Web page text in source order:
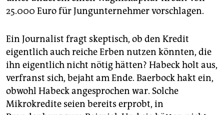
25.000 Euro für Jungunternehmer vorschlagen.
Ein Journalist fragt skeptisch, ob den Kredit
eigentlich auch reiche Erben nutzen könnten, die
ihn eigentlich nicht nötig hätten? Habeck holt aus,
verfranst sich, bejaht am Ende. Baerbock hakt ein,
obwohl Habeck angesprochen war. Solche
Mikrokredite seien bereits erprobt, in